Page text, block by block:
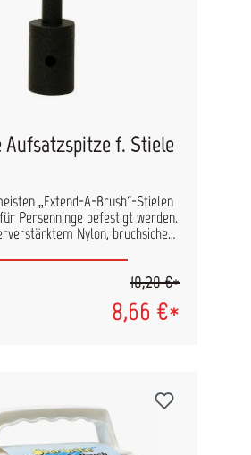
f. Stiele
„Extend-A-Brush“-Stielen
Persenninge befestigt werden.
Nylon, bruchsicher
8,66 €*
10,20 €*